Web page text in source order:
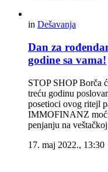
in Dešavanja
Dan za
godine sa vama!
STOP SHOP Borča
treću godinu
posetioci ovog ritejl
IMMOFINANZ moći
penjanju na
17. maj 2022., 13:30